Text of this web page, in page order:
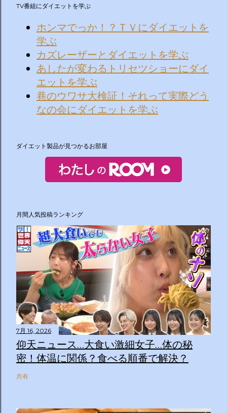
TV番組にダイエットを学ぶ
ホンマでっか！？ＴＶにダイエットを
学ぶ
カズレーザーとダイエットを学ぶ
あしたが変わるトリセツショーにダイ
エットを学ぶ
巷のウワサ大検証！それって実際どう
なの会にダイエットを学ぶ
ダイエット製品が見つかるお部屋
月間人気投稿ランキング
7月 16, 2026
仰天ニュース…大食い激細女子…体の秘
密！体温に関係？食べる順番で解決？
共有